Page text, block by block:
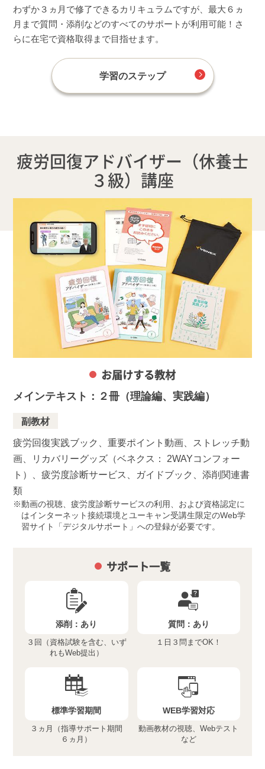
わずか３ヵ月で修了できるカリキュラムですが、最大６ヵ
月まで質問・添削などのすべてのサポートが利用可能！さ
らに在宅で資格取得まで目指せます。
学習のステップ
疲労回復アドバイザー（休養士
３級）講座
お届けする教材
メインテキスト：２冊（理論編、実践編）
副教材
疲労回復実践ブック、重要ポイント動画、ストレッチ動
画、リカバリーグッズ（ベネクス： 2WAYコンフォー
ト）、疲労度診断サービス、ガイドブック、添削関連書
類
動画の視聴、疲労度診断サービスの利用、および資格認定に
はインターネット接続環境とユーキャン受講生限定のWeb学
習サイト「デジタルサポート」への登録が必要です。
サポート一覧
添削： あり
３回（資格試験を含む、いず
れもWeb提出）
質問： あり
１日３問までOK！
標準学習期間
３ヵ月（指導サポート期間
６ヵ月）
WEB学習対応
動画教材の視聴、Webテスト
など